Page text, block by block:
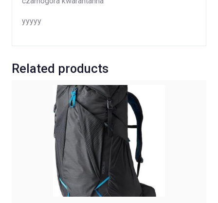
yyyyy
Related products